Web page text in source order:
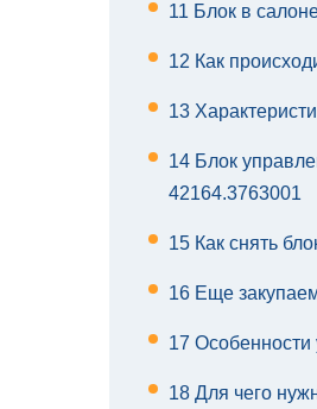
11 Блок в
12 Как
13
14 Блок
42164.3763001
15 Как снять
16 Еще
17 Особенности
18 Для чего